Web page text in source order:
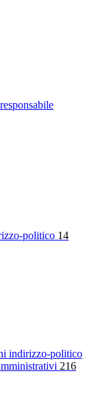
politico 14
indirizzo-politico
216